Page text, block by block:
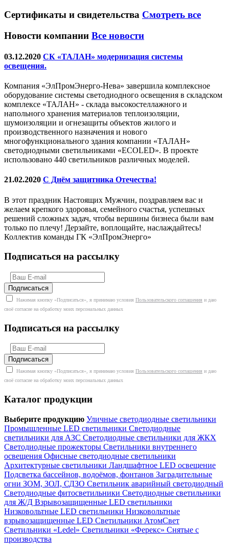
Сертификаты и свидетельства Смотреть все
Новости компании Все новости
03.12.2020 СК «ТАЛАН» модернизация системы
освещения.
Компания «ЭлПромЭнерго-Нева» завершила комплексное
оборудование системы светодиодного освещения в складском
комплексе «ТАЛАН» - склада высокостеллажного и
напольного хранения материалов теплоизоляции,
шумоизоляции и огнезащиты объектов жилого и
производственного назначения и нового
многофункционального здания компании «ТАЛАН»
светодиодными светильниками «ECOLED». В проекте
использовано 440 светильников различных моделей.
21.02.2020 С Днём защитника Отечества!
В этот праздник Настоящих Мужчин, поздравляем вас и
желаем крепкого здоровья, семейного счастья, успешных
решений сложных задач, чтобы вершины бизнеса были вам
только по плечу! Дерзайте, воплощайте, наслаждайтесь!
Коллектив команды ГК «ЭлПромЭнерго»
Подписаться на рассылку
Нажимая кнопку «Подписаться», я принимаю условия Пользовательского соглашения и даю
своё согласие на обработку моих персональных данных
Подписаться на рассылку
Нажимая кнопку «Подписаться», я принимаю условия Пользовательского соглашения и даю
своё согласие на обработку моих персональных данных
Каталог продукции
Выберите продукцию Уличные светодиодные светильники
Промышленные LED светильники Светодиодные
светильники для АЗС Светодиодные светильники для ЖКХ
Светодиодные прожекторы Светильники внутреннего
освещения Офисные светодиодные светильники
Архитектурные светильники Ландшафтное LED освещение
Подсветка бассейнов, водоёмов, фонтанов Заградительные
огни ЗОМ, ЗОЛ, СДЗО Светильник аварийный светодиодный
Светодиодные фитосветильники Светодиодные светильники
для Ж/Д Взрывозащищенные LED светильники
Низковольтные LED светильники Низковольтные
взрывозащищенные LED Светильники АтомСвет
Светильники «Ledel» Светильники «Ферекс» Снятые с
производства